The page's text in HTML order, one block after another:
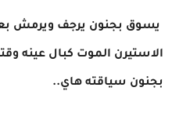
يسوق بجنون يرجف ويرمش
الاستيرن الموت كبال عينه
بجنون سياقته هاي..